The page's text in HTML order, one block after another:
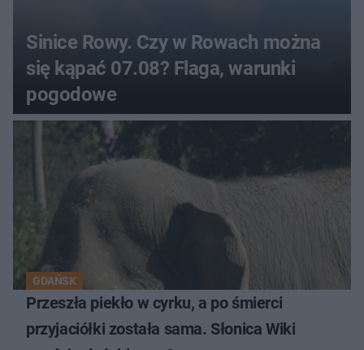
Sinice Rowy. Czy w Rowach można
się kąpać 07.08? Flaga, warunki
pogodowe
GDAŃSK
Przeszła piekło w cyrku, a po śmierci
przyjaciółki została sama. Słonica Wiki